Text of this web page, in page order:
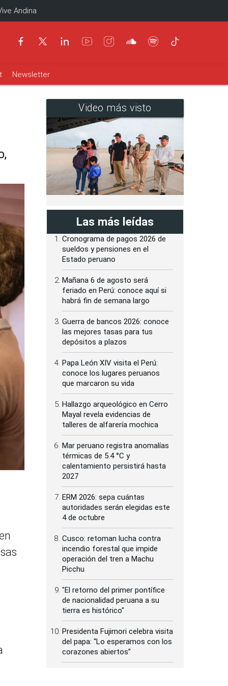
Andina
Newsletter
Video más visto
Las más leídas
Cronograma de pagos 2026 de
sueldos y pensiones en el
Estado peruano
Mañana 6 de agosto será
feriado en Perú: conoce aquí si
habrá fin de semana largo
Guerra de bancos 2026: conoce
las mejores tasas para tus
depósitos a plazos
Papa León XIV visita el Perú:
conoce los lugares peruanos
que marcaron su vida
Hallazgo arqueológico en Cerro
Mayal revela evidencias de
talleres de alfarería mochica
Mar peruano registra anomalías
térmicas de 5.4 °C y
calentamiento persistirá hasta
2027
ERM 2026: sepa cuántas
autoridades serán elegidas este
4 de octubre
Cusco: retoman lucha contra
incendio forestal que impide
operación del tren a Machu
Picchu
"El retorno del primer pontífice
de nacionalidad peruana a su
tierra es histórico"
Presidenta Fujimori celebra visita
del papa: “Lo esperamos con los
corazones abiertos”